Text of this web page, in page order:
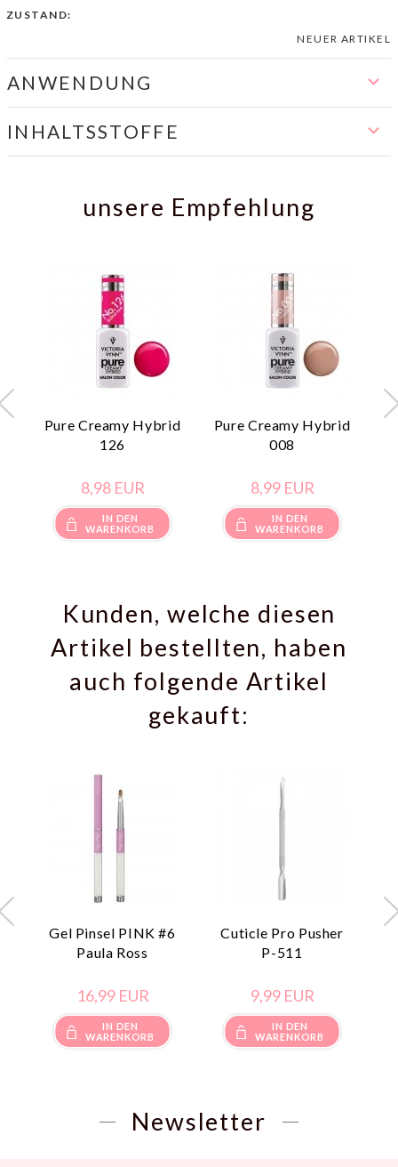
ZUSTAND:
NEUER ARTIKEL
ANWENDUNG
INHALTSSTOFFE
unsere Empfehlung
Pure Creamy Hybrid
126
8,98 EUR
IN DEN
WARENKORB
Pure Creamy Hybrid
008
8,99 EUR
IN DEN
WARENKORB
Kunden, welche diesen
Artikel bestellten, haben
auch folgende Artikel
gekauft:
Gel Pinsel PINK #6
Paula Ross
16,99 EUR
IN DEN
WARENKORB
Cuticle Pro Pusher
P-511
9,99 EUR
IN DEN
WARENKORB
Newsletter